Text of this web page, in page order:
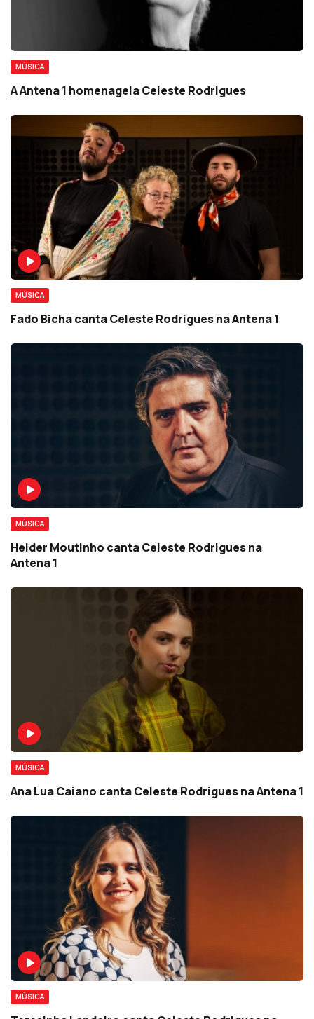
MÚSICA
A Antena 1 homenageia Celeste Rodrigues
MÚSICA
Fado Bicha canta Celeste Rodrigues na Antena 1
MÚSICA
Helder Moutinho canta Celeste Rodrigues na
Antena 1
MÚSICA
Ana Lua Caiano canta Celeste Rodrigues na Antena 1
MÚSICA